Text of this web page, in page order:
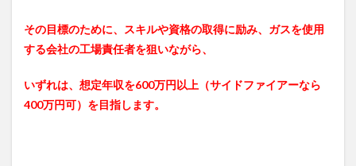
その目標のために、スキルや資格の取得に励み、ガスを使用
する会社の工場責任者を狙いながら、
いずれは、想定年収を600万円以上（サイドファイアーなら
400万円可）を目指します。